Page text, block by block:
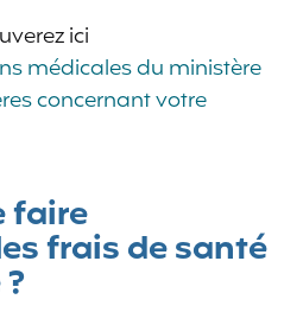
ici
médicales du ministère
concernant votre
faire
frais de santé